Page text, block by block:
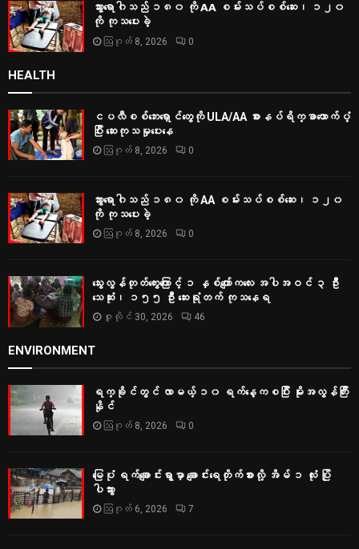
သွားရောဂါသည် ၁၈၀ ကို AA စမ်းသပ်စစ်ဆေး၊ ၁၂၀
ကို ကုသပေးခဲ့
ဩဂုတ် 8, 2026 0
HEALTH
ငပလီစစ်ဘေးရှောင်တွေကို ULA/AA စားနပ်ရိက္ခာထောက်ပံ့
ပြီး ဆေးကုသမှုပေးနေ
ဩဂုတ် 8, 2026 0
သွားရောဂါသည် ၁၈၀ ကို AA စမ်းသပ်စစ်ဆေး၊ ၁၂၀
ကို ကုသပေးခဲ့
ဩဂုတ် 8, 2026 0
သွေးလွန်တုတ်ကွေးကြောင့် ၁ နှစ်ကျော်ကလေး အပါအဝင် ၃ ဦး
သေဆုံး၊ ၁၅၅ ဦး ဆေးရုံတက် ကုသနေရ
ဇူလိုင် 30, 2026 46
ENVIRONMENT
ရက္ခိုင်တွင် လာမယ့် ၁၀ ရက်နေ့ကစပြီး မိုးအလွန်ကြီး
နိုင်
ဩဂုတ် 8, 2026 0
မြေပုံ ရက်ချောင်းရွာမှာ ချောင်းရေတိုက်စားလို့ အိမ် ၁ လုံး ပြို
ပါသွား
ဩဂုတ် 6, 2026 7